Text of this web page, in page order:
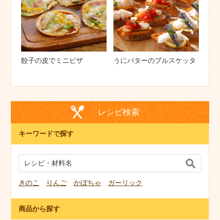
餃子の皮でミニピザ うにバターのブルスケッタ
レシピ検索
キーワードで探す
きのこ りんご かぼちゃ ガーリック
商品から探す